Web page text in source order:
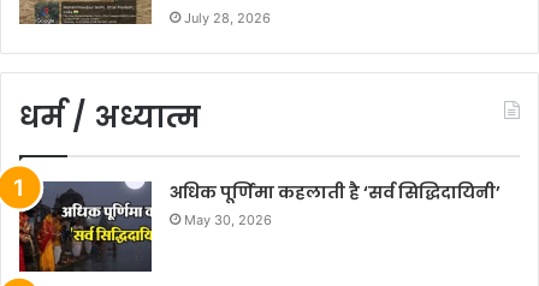
July 28, 2026
धर्म / अध्यात्म
अधिक पूर्णिमा कहलाती है ‘सर्व सिद्धिदायिनी’
May 30, 2026